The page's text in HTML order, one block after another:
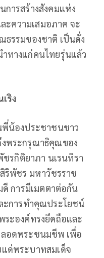
ารสร้างสังคมแห่ง
ะความเสมอภาค จะ
ธรรมของชาติ เป็นดั่ง
ทางแก่คนไทยรุ่นแล้ว
ริง
น้องประชาชนชาว
พระกรุณาธิคุณของ
ชรกิติยาภา นเรนทิรา
ริพัชร มหาวัชรราช
การมีเมตตาต่อกัน
ะการทำคุณประโยชน์
ะองค์ทรงยึดถือและ
อดพระชนมชีพ เพื่อ
ด่พระบาทสมเด็จ